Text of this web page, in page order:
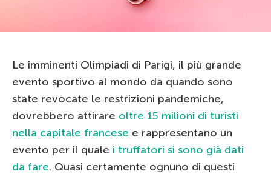
Le imminenti Olimpiadi di Parigi, il più grande
evento sportivo al mondo da quando sono
state revocate le restrizioni pandemiche,
dovrebbero attirare oltre 15 milioni di turisti
nella capitale francese e rappresentano un
evento per il quale i truffatori si sono già dati
da fare. Quasi certamente ognuno di questi